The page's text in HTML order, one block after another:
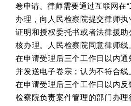
卷申请。律师需要通过互联网在
办理，向人民检察院提交律师
证明和授权委托书或者法律援
核办理。人民检察院同意律师线
在申请受理后三个工作日以内通
并发送电子卷宗；认为不符合线
在申请受理后三个工作日以内
检察院负责案件管理的部门办